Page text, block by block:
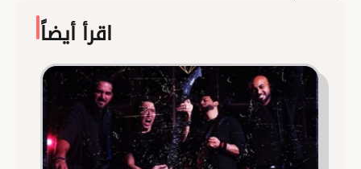
اقرأ أيضاً